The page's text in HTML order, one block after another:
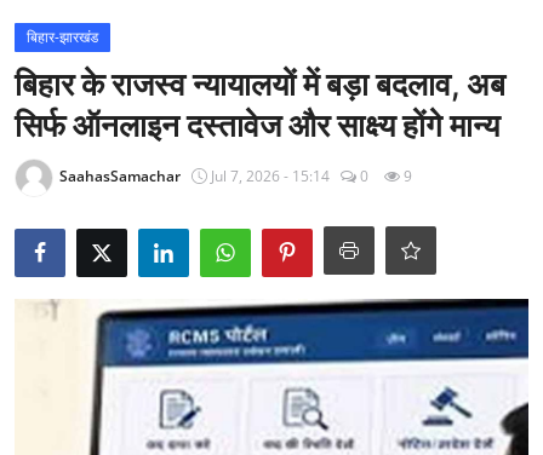
राज्य
अंतराष्ट्रीय
Epaper
लाइफस्टाइल
बिहार-झारखंड
बिहार के राजस्व न्यायालयों में बड़ा बदलाव, अब
सिर्फ ऑनलाइन दस्तावेज और साक्ष्य होंगे मान्य
SaahasSamachar Jul 7, 2026 - 15:14 0 9